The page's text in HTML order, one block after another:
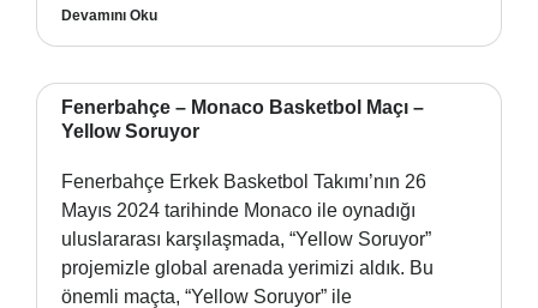
Devamını Oku
Fenerbahçe – Monaco Basketbol Maçı –
Yellow Soruyor
Fenerbahçe Erkek Basketbol Takımı’nın 26
Mayıs 2024 tarihinde Monaco ile oynadığı
uluslararası karşılaşmada, “Yellow Soruyor”
projemizle global arenada yerimizi aldık. Bu
önemli maçta, “Yellow Soruyor” ile